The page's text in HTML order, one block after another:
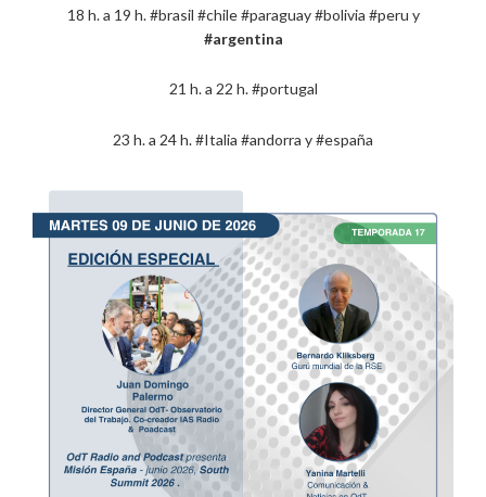
18 h. a 19 h. #brasil #chile #paraguay #bolivia #peru y
#argentina
21 h. a 22 h. #portugal
23 h. a 24 h. #Italia #andorra y #españa